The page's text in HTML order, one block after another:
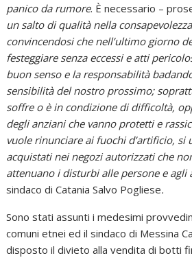
panico da rumore. È necessario –
un salto di qualità nella
convincendosi che nell’ultimo giorno
festeggiare senza eccessi e atti
buon senso e la responsabilità
sensibilità del nostro prossimo;
soffre o è in condizione di difficoltà,
degli anziani che vanno protetti e
vuole rinunciare ai fuochi d’artificio, si
acquistati nei negozi autorizzati che
attenuano i disturbi alle persone e agli
sindaco di Catania Salvo Pogliese.
Sono stati assunti i medesimi
comuni etnei ed il sindaco di Messina
disposto il divieto alla vendita di botti